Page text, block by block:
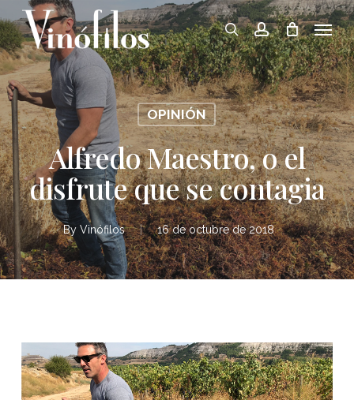
Skip
to
main
content
searchaccount
Menu
OPINIÓN
Alfredo Maestro, o el
disfrute que se contagia
By Vinófilos 16 de octubre de 2018